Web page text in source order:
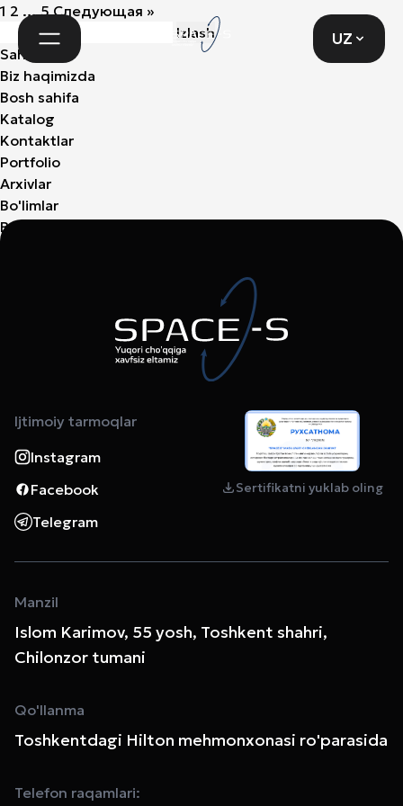
UZ
Posts
pagination
1 2 … 5 Следующая »
Qidirshish:
Sahifalar
Biz haqimizda
Bosh sahifa
Katalog
Kontaktlar
Portfolio
Arxivlar
Bo'limlar
Bo'limlar yo'q
Ijtimoiy tarmoqlar
Instagram
Facebook
Telegram
Sertifikatni yuklab oling
Manzil
Islom Karimov, 55 yosh, Toshkent shahri,
Chilonzor tumani
Qo'llanma
Toshkentdagi Hilton mehmonxonasi ro'parasida
Telefon raqamlari: